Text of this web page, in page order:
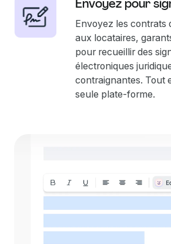
Envoyez pour
Envoyez les contrats
aux locataires,
pour recueillir des
électroniques
contraignantes. Tout
seule plate-forme.